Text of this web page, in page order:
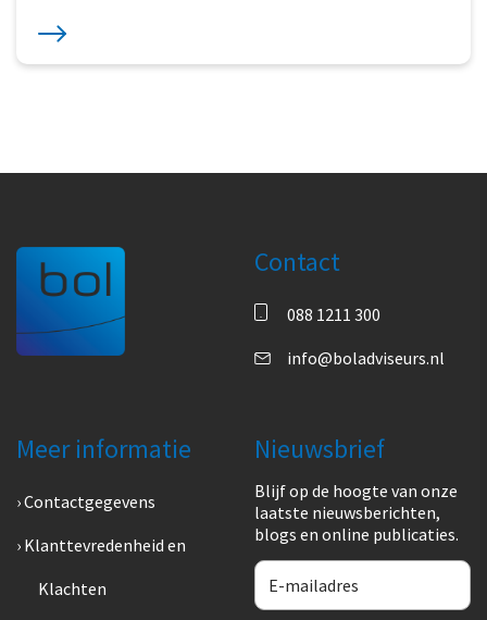
Contact
088 1211 300
info@boladviseurs.nl
Meer informatie
Contactgegevens
Klanttevredenheid en
Klachten
Nieuwsbrief
Blijf op de hoogte van onze
laatste nieuwsberichten,
blogs en online publicaties.